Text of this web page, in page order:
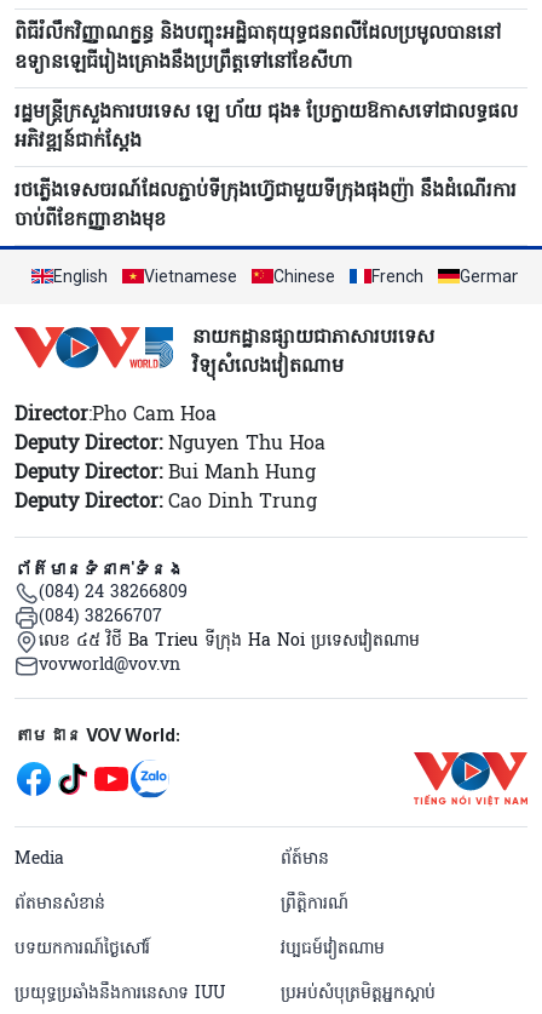
ពិធីរំលឹកវិញ្ញាណក្ខន្ធ និងបញ្ចុះអដ្ឋិធាតុយុទ្ធជនពលីដែលប្រមូលបាននៅ
ឧទ្យានឡេធីរៀងគ្រោងនឹងប្រព្រឹត្តទៅនៅខែសីហា
រដ្ឋមន្ត្រីក្រសួងការបរទេស ឡេ ហ័យ ជុង៖ ប្រែក្លាយឱកាសទៅជាលទ្ធផល
អភិវឌ្ឍន៍ជាក់ស្តែង
រថភ្លើងទេសចរណ៍ដែលភ្ជាប់ទីក្រុងហ៊្វេជាមួយទីក្រុងផុងញ៉ា នឹងដំណើរការ
ចាប់ពីខែកញ្ញាខាងមុខ
English Vietnamese Chinese French German
នាយកដ្ឋានផ្សាយជាភាសារបរទេស
វិទ្យុសំលេងវៀតណាម
Director:Pho Cam Hoa
Deputy Director:Nguyen Thu Hoa
Deputy Director:Bui Manh Hung
Deputy Director:Cao Dinh Trung
ព័ត៌មានទំនាក់ទំនង
(084) 24 38266809
(084) 38266707
លេខ ៤៥ វិថី Ba Trieu ទីក្រុង Ha Noi ប្រទេសវៀតណាម
vovworld@vov.vn
Mạng xã hội
តាមដាន VOV World:
menu footer tiếng Khmer
Media
ព័ត៍មាន
ព័តមានសំខាន់
ព្រឹត្តិការណ៍
បទយកការណ៍ថ្ងៃសៅរ៍
វប្បធម៍វៀតណាម
ប្រយុទ្ធប្រឆាំងនឹងការនេសាទ IUU
ប្រអប់សំបុត្រមិត្តអ្នកស្តាប់